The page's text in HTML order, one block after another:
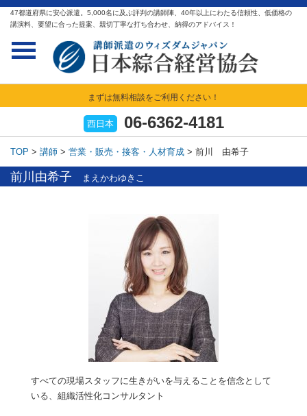
47都道府県に安心派遣。5,000名に及ぶ評判の講師陣、40年以上にわたる信頼性、低価格の
講演料、要望に合った提案、親切丁寧な打ち合わせ、納得のアドバイス！
まずは無料相談をご利用ください！
西日本 06-6362-4181
TOP > 講師 > 営業・販売・接客・人材育成 > 前川 由希子
前川由希子 まえかわゆきこ
すべての現場スタッフに生きがいを与えることを信念として
いる、組織活性化コンサルタント